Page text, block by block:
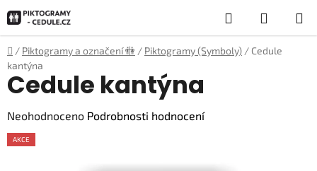
na
obsah
Hledat
KOŠÍK
Domů
/ Piktogramy a označení 🚻 / Piktogramy (Symboly) / Cedule
kantýna
Cedule kantýna
Průměrné
hodnocení
Neohodnoceno Podrobnosti hodnocení
AKCE